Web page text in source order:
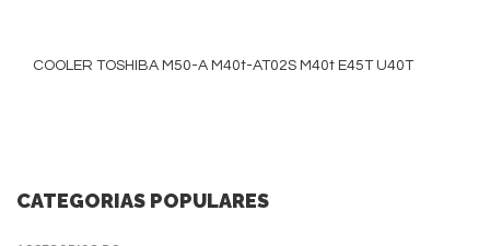
COOLER TOSHIBA M50-A M40t-AT02S M40t E45T U40T
CATEGORIAS POPULARES